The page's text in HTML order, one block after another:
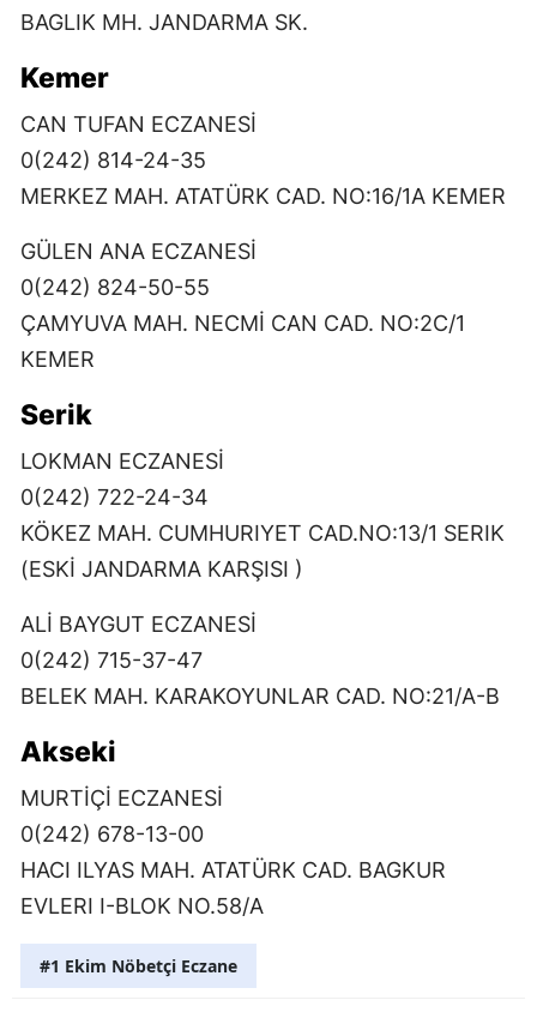
BAGLIK MH. JANDARMA SK.
Kemer
CAN TUFAN ECZANESİ
0(242) 814-24-35
MERKEZ MAH. ATATÜRK CAD. NO:16/1A KEMER
GÜLEN ANA ECZANESİ
0(242) 824-50-55
ÇAMYUVA MAH. NECMİ CAN CAD. NO:2C/1
KEMER
Serik
LOKMAN ECZANESİ
0(242) 722-24-34
KÖKEZ MAH. CUMHURIYET CAD.NO:13/1 SERIK
(ESKİ JANDARMA KARŞISI )
ALİ BAYGUT ECZANESİ
0(242) 715-37-47
BELEK MAH. KARAKOYUNLAR CAD. NO:21/A-B
Akseki
MURTİÇİ ECZANESİ
0(242) 678-13-00
HACI ILYAS MAH. ATATÜRK CAD. BAGKUR
EVLERI I-BLOK NO.58/A
#1 Ekim Nöbetçi Eczane